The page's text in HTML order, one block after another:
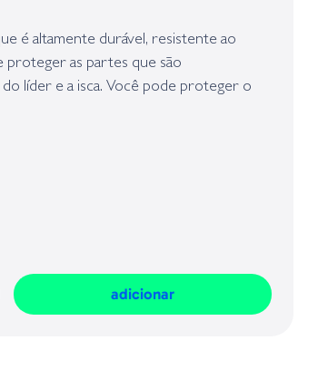
dos Produtos (GPSR):
é altamente durável, resistente ao
proteger as partes que são
líder e a isca. Você pode proteger o
de cabelo, demorando muito e
adicionar